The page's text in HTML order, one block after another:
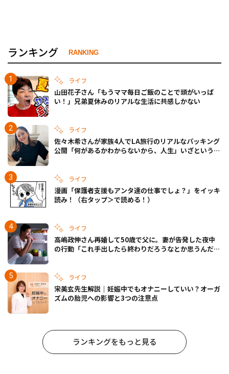
ランキング RANKING
ライフ
山田花子さん「もうママ毎日ご飯のことで頭がいっぱ
い！」兄弟夏休みのリアルな生活に共感しかない
ライフ
佐々木希さんが家族4人でLA旅行のリアルなパッキング
公開「何があるかわからないから、人生」いざというと
ライフ
漫画「保護者支援もアンタ達の仕事でしょ？」をイッキ
読み！（右タップ＞で読める！）
ライフ
高嶋政伸さん再婚して50歳で父に。妻が告発した夜中
の行動「これ手出したら終わりだろうなとか思うんだけ
ライフ
宋美玄先生解説｜妊娠中でもオナニーしていい？オーガ
ズムの胎児への影響と3つの注意点
ランキングをもっと見る